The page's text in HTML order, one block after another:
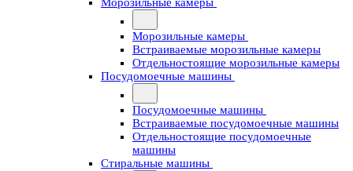
Морозильные камеры
Встраиваемые морозильные камеры
Отдельностоящие морозильные камеры
Посудомоечные машины
Посудомоечные машины
Встраиваемые посудомоечные машины
Отдельностоящие посудомоечные
машины
Стиральные машины